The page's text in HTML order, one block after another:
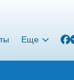
Еще